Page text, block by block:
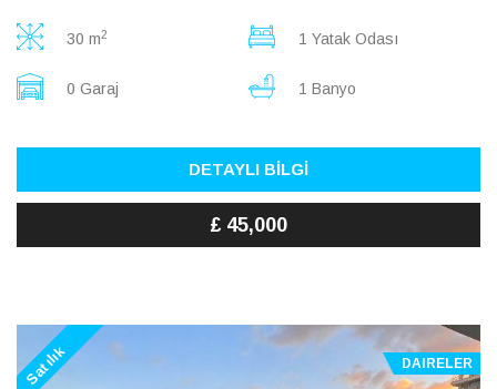
30 m2 1 Yatak Odası
0 Garaj 1 Banyo
DETAYLI BİLGİ
£ 45,000
Satılık DAIRELER